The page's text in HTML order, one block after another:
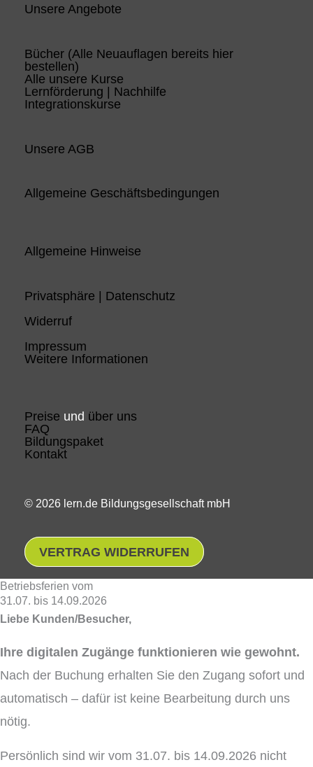
Unsere Angebote
Bücher (Alle Neuauflagen bereits hier
bestellen)
Alle unsere Kurse
Lernförderung | Nachhilfe
Integrationskurse
Unsere AGB
Allgemeine Geschäftsbedingungen
Allgemeine Hinweise
Privatsphäre | Datenschutz
Widerruf
Impressum
Weitere Informationen
Preise und über uns
FAQ
Bildungspaket
Kontakt
© 2026 lern.de Bildungsgesellschaft mbH
VERTRAG WIDERRUFEN
Betriebsferien vom
31.07. bis 14.09.2026
Liebe Kunden/Besucher,
Ihre digitalen Zugänge funktionieren wie gewohnt.
Nach der Buchung erhalten Sie den Zugang sofort und
automatisch – dafür ist keine Bearbeitung durch uns
nötig.
Persönlich sind wir vom 31.07. bis 14.09.2026 nicht